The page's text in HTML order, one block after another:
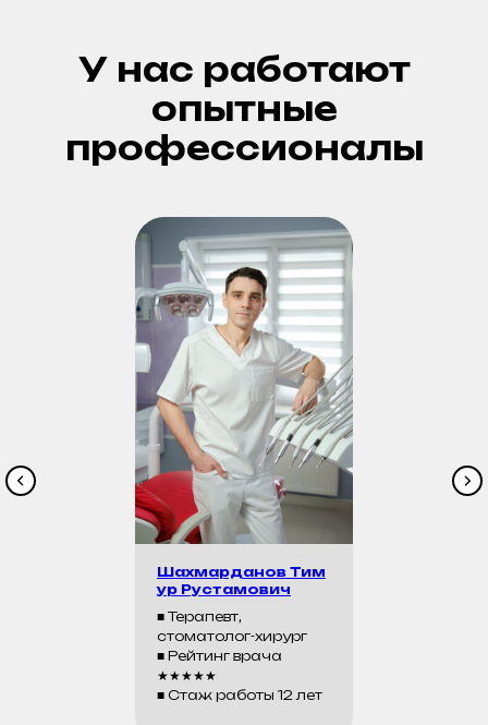
У нас работают
опытные
профессионалы
Шахмарданов Тим
ур Рустамович
■ Терапевт,
стоматолог-хирург
■ Рейтинг врача
★★★★★
■ Стаж работы 12 лет